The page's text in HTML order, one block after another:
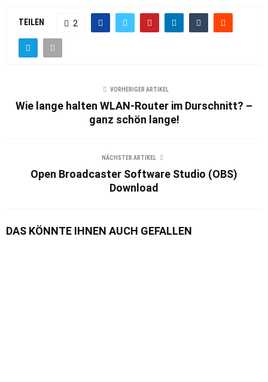
TEILEN 2
VORHERIGER ARTIKEL
Wie lange halten WLAN-Router im Durschnitt? –
ganz schön lange!
NÄCHSTER ARTIKEL
Open Broadcaster Software Studio (OBS)
Download
DAS KÖNNTE IHNEN AUCH GEFALLEN